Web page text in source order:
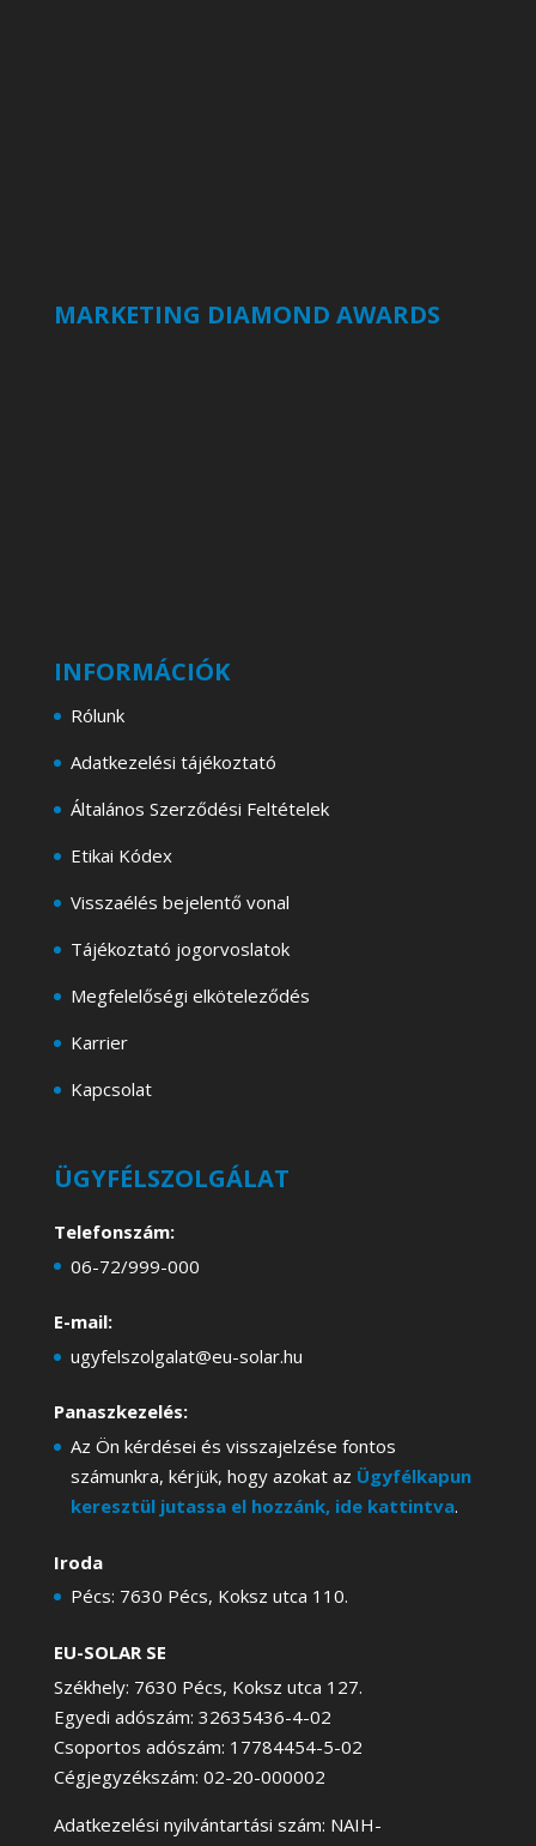
MARKETING DIAMOND AWARDS
INFORMÁCIÓK
Rólunk
Adatkezelési tájékoztató
Általános Szerződési Feltételek
Etikai Kódex
Visszaélés bejelentő vonal
Tájékoztató jogorvoslatok
Megfelelőségi elköteleződés
Karrier
Kapcsolat
ÜGYFÉLSZOLGÁLAT
Telefonszám:
06-72/999-000
E-mail:
ugyfelszolgalat@eu-solar.hu
Panaszkezelés:
Az Ön kérdései és visszajelzése fontos
számunkra, kérjük, hogy azokat az Ügyfélkapun
keresztül jutassa el hozzánk, ide kattintva.
Iroda
Pécs: 7630 Pécs, Koksz utca 110.
EU-SOLAR SE
Székhely: 7630 Pécs, Koksz utca 127.
Egyedi adószám: 32635436-4-02
Csoportos adószám: 17784454-5-02
Cégjegyzékszám: 02-20-000002
Adatkezelési nyilvántartási szám: NAIH-